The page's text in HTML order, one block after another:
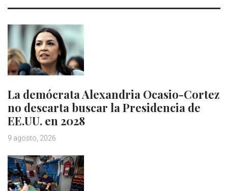
La demócrata Alexandria Ocasio-Cortez
no descarta buscar la Presidencia de
EE.UU. en 2028
9 agosto, 2026